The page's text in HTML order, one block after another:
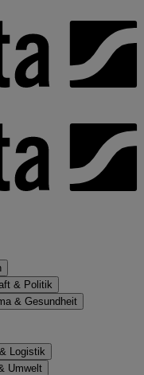
& Politik
& Gesundheit
Logistik
Umwelt